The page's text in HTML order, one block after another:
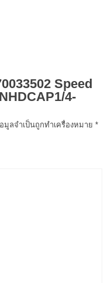
Speed
4-
มูลจำเป็นถูกทำเครื่องหมาย *